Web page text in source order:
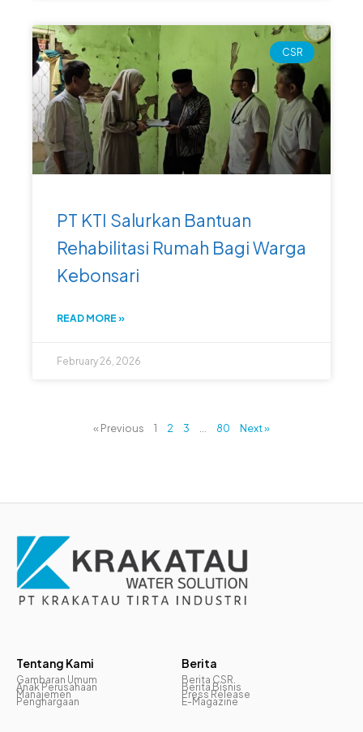
CSR
PT KTI Salurkan Bantuan
Rehabilitasi Rumah Bagi Warga
Kebonsari
READ MORE »
February 26, 2026
« Previous 1 2 3 … 80 Next »
Tentang Kami
Gambaran Umum
Anak Perusahaan
Manajemen
Penghargaan
Berita
Berita CSR
Berita Bisnis
Press Release
E-Magazine